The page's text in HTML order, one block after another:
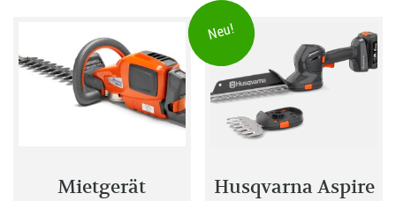
Mietgerät
Neu!
Husqvarna Aspire